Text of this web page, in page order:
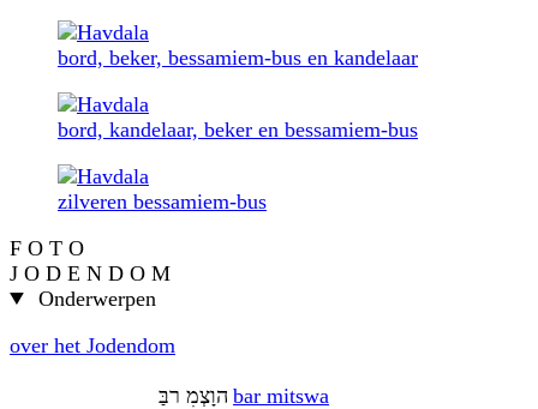
bord, beker, bessamiem-bus en kandelaar
bord, kandelaar, beker en bessamiem-bus
zilveren bessamiem-bus
F O T O
J O D E N D O M
Onderwerpen
over het Jodendom
בַּר מִצְוָה bar mitswa